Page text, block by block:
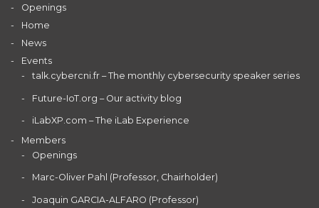
Openings
Home
News
Events
talk.cybercni.fr – The monthly cybersecurity speaker series
Future-IoT.org – Our activity blog
iLabXP.com – The iLab Experience
Members
Openings
Marc-Oliver Pahl (Professor, Chairholder)
Joaquin GARCIA-ALFARO (Professor)